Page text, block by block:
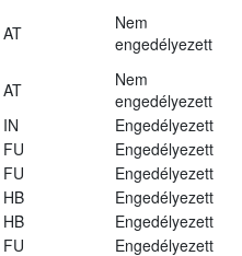
AT
Nem
engedélyezett
AT
Nem
engedélyezett
IN
Engedélyezett
FU
Engedélyezett
FU
Engedélyezett
HB
Engedélyezett
HB
Engedélyezett
FU Engedélyezett